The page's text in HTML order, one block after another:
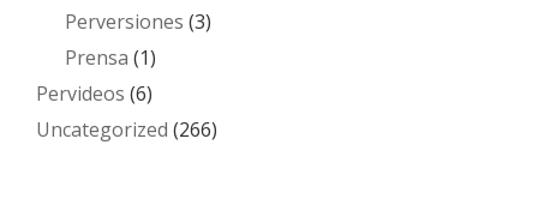
Perversiones (3)
Prensa (1)
Pervideos (6)
Uncategorized (266)